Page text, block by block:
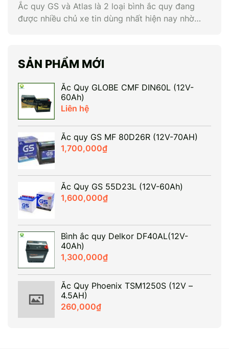
Ắc quy GS và Atlas là 2 loại bình ắc quy đang
được nhiều chủ xe tin dùng nhất hiện nay nhờ
ấn tượng với công nghệ hiện đại và hiệu năng
khởi […]
SẢN PHẨM MỚI
Ắc Quy GLOBE CMF DIN60L (12V-
60Ah)
Liên hệ
Ắc quy GS MF 80D26R (12V-70AH)
1,700,000₫
Ắc Quy GS 55D23L (12V-60Ah)
1,600,000₫
Bình ắc quy Delkor DF40AL(12V-
40Ah)
1,300,000₫
Ắc Quy Phoenix TSM1250S (12V –
4.5AH)
260,000₫